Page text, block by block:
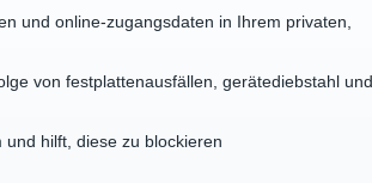
und online-zugangsdaten in Ihrem privaten,
von festplattenausfällen, gerätediebstahl und
hilft, diese zu blockieren